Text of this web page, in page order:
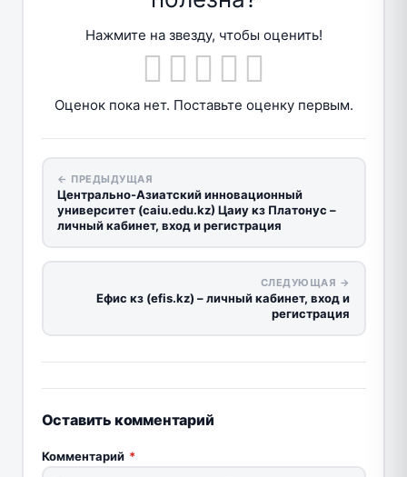
Нажмите на звезду, чтобы оценить!
Оценок пока нет. Поставьте оценку первым.
← ПРЕДЫДУЩАЯ
Центрально-Азиатский инновационный
университет (caiu.edu.kz) Цаиу кз Платонус –
личный кабинет, вход и регистрация
СЛЕДУЮЩАЯ →
Ефис кз (efis.kz) – личный кабинет, вход и
регистрация
Оставить комментарий
Комментарий *